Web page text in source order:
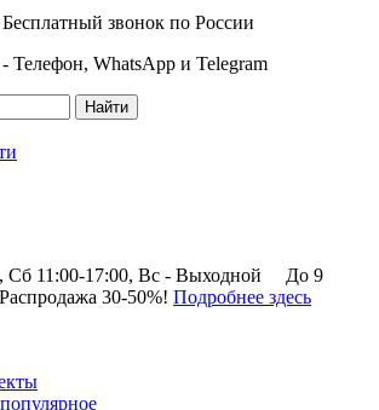
звонок по России
Телефон, WhatsApp и Telegram
Сб 11:00-17:00, Вс - Выходной
До 9
30-50%! Подробнее здесь